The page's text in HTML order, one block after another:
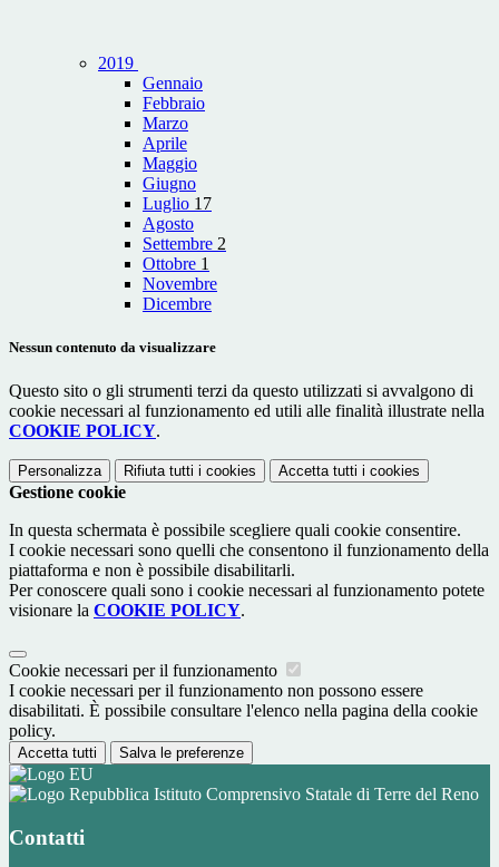
2019
Gennaio
Febbraio
Marzo
Aprile
Maggio
Giugno
Luglio 17
Agosto
Settembre 2
Ottobre 1
Novembre
Dicembre
Nessun contenuto da visualizzare
Questo sito o gli strumenti terzi da questo utilizzati si avvalgono di
cookie necessari al funzionamento ed utili alle finalità illustrate nella
COOKIE POLICY.
Personalizza Rifiuta tutti i cookies Accetta tutti i cookies
Gestione cookie
In questa schermata è possibile scegliere quali cookie consentire.
I cookie necessari sono quelli che consentono il funzionamento della
piattaforma e non è possibile disabilitarli.
Per conoscere quali sono i cookie necessari al funzionamento potete
visionare la COOKIE POLICY.
Cookie necessari per il funzionamento
I cookie necessari per il funzionamento non possono essere
disabilitati. È possibile consultare l'elenco nella pagina della cookie
policy.
Accetta tutti Salva le preferenze
Istituto Comprensivo Statale di Terre del Reno
Contatti